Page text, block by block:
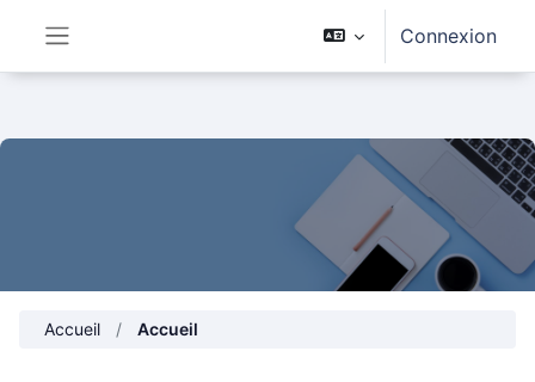
Connexion
Accueil Accueil